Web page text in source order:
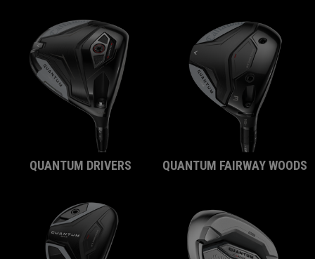
QUANTUM DRIVERS QUANTUM FAIRWAY WOODS